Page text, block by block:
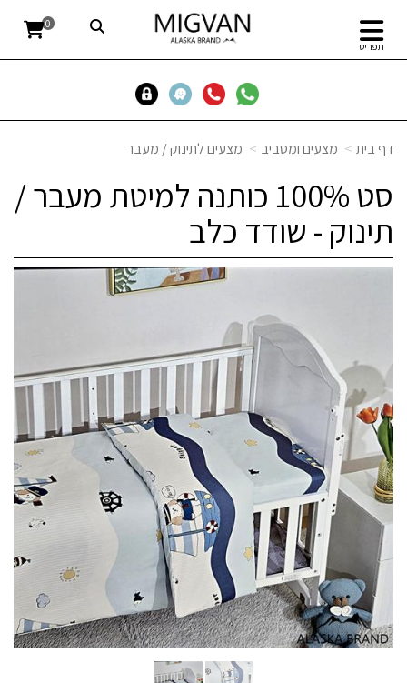
תפריט
0
דף בית מצעים ומסביב מצעים לתינוק / מעבר
סט 100% כותנה למיטת מעבר /
תינוק - שודד כלב